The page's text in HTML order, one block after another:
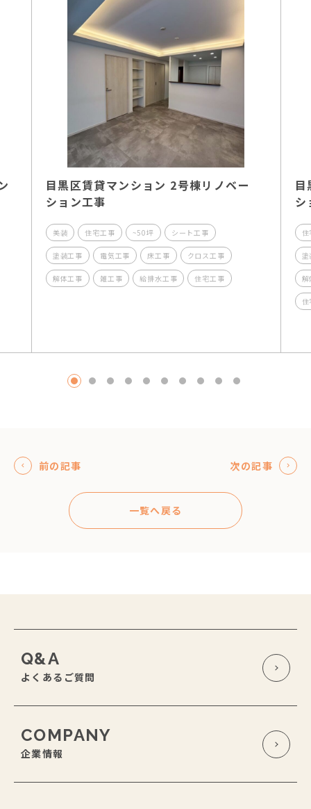
目黒区賃貸マンション 2号棟リノベー
ション工事
美装 住宅工事 ~50坪 シート工事
塗装工事 電気工事 床工事 クロス工事
解体工事 雑工事 給排水工事 住宅工事
シ
住
塗
解
住
1
2 3 4 5 6 7 8
前の記事 次の記事
一覧へ戻る
Q&A
よくあるご質問
COMPANY
企業情報